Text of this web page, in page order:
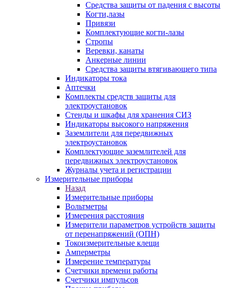
Средства защиты от падения с высоты
Когти,лазы
Привязи
Комплектующие когти-лазы
Стропы
Веревки, канаты
Анкерные линии
Средства защиты втягивающего типа
Индикаторы тока
Аптечки
Комплекты средств защиты для
электроустановок
Стенды и шкафы для хранения СИЗ
Индикаторы высокого напряжения
Заземлители для передвижных
электроустановок
Комплектующие заземлителей для
передвижных электроустановок
Журналы учета и регистрации
Измерительные приборы
Назад
Измерительные приборы
Вольтметры
Измерения расстояния
Измерители параметров устройств защиты
от перенапряжений (ОПН)
Токоизмерительные клещи
Амперметры
Измерение температуры
Счетчики времени работы
Счетчики импульсов